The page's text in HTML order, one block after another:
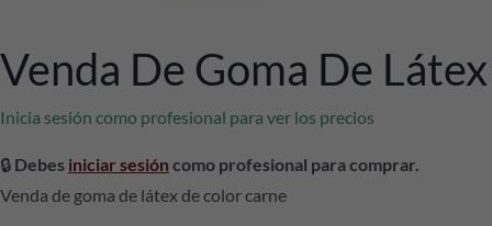
Venda De Goma De Látex
Inicia sesión como profesional para ver los precios
🔒 Debes iniciar sesión como profesional para comprar.
Venda de goma de látex de color carne